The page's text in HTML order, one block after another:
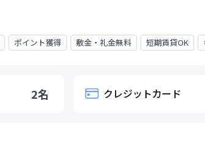
ポイント獲得 敷金・礼金無料 短期賃貸OK
2名 クレジットカード